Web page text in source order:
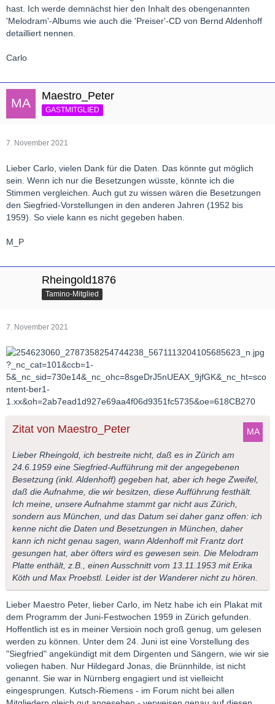
hast. Ich werde demnächst hier den Inhalt des obengenannten
'Melodram'-Albums wie auch die 'Preiser'-CD von Bernd Aldenhoff
detailliert nennen.
Carlo
Maestro_Peter
GASTMITGLIED
7. November 2021
Lieber Carlo, vielen Dank für die Daten. Das könnte gut möglich
sein. Wenn ich nur die Besetzungen wüsste, könnte ich die
Stimmen vergleichen. Auch gut zu wissen wären die Besetzungen
den Siegfried-Vorstellungen in den anderen Jahren (1952 bis
1959). So viele kann es nicht gegeben haben.
M_P
Rheingold1876
Tamino-Mitglied
7. November 2021
Zitat von Maestro_Peter
Lieber Rheingold, ich bestreite nicht, daß es in Zürich am
24.6.1959 eine Siegfried-Aufführung mit der angegebenen
Besetzung (inkl. Aldenhoff) gegeben hat, aber ich hege Zweifel,
daß die Aufnahme, die wir besitzen, diese Aufführung festhält.
Ich meine, unsere Aufnahme stammt gar nicht aus Zürich,
sondern aus München, und das Datum sei daher ganz offen: ich
kenne nicht die Daten und Besetzungen in München, daher
kann ich nicht genau sagen, wann Aldenhoff mit Frantz dort
gesungen hat, aber öfters wird es gewesen sein. Die Melodram
Platte enthält, z.B., einen Ausschnitt vom 13.11.1953 mit Erika
Köth und Max Proebstl. Leider ist der Wanderer nicht zu hören.
Lieber Maestro Peter, lieber Carlo, im Netz habe ich ein Plakat mit
dem Programm der Juni-Festwochen 1959 in Zürich gefunden.
Hoffentlich ist es in meiner Versioin noch groß genug, um gelesen
werden zu können. Unter dem 24. Juni ist eine Vorstellung des
"Siegfried" angekündigt mit dem Dirgenten und Sängern, wie wir sie
voliegen haben. Nur Hildegard Jonas, die Brünnhilde, ist nicht
genannt. Sie war in Nürnberg engagiert und ist vielleicht
eingesprungen. Kutsch-Riemens - im Forum nicht bei allen